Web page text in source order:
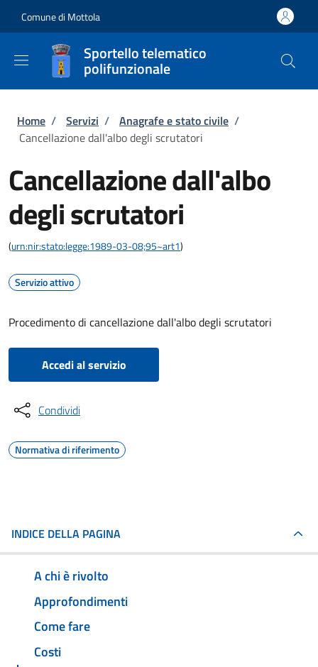
Comune di Mottola
Sportello telematico
polifunzionale
Briciole di pane
Home / Servizi / Anagrafe e stato civile /
Cancellazione dall'albo degli scrutatori
Cancellazione dall'albo
degli scrutatori
(urn:nir:stato:legge:1989-03-08;95~art1)
Servizio attivo
Procedimento di cancellazione dall'albo degli scrutatori
Accedi al servizio
Condividi
Normativa di riferimento
INDICE DELLA PAGINA
A chi è rivolto
Approfondimenti
Come fare
Costi